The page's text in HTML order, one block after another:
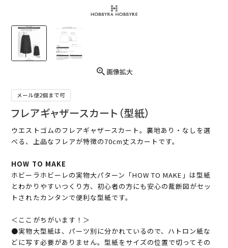
画像拡大
メール便2個まで可
フレアギャザースカート（型紙）
ウエストゴムのフレアギャザースカート。裏地あり・なしを選
べる、上品なフレアが特徴の70cm丈スカートです。
HOW TO MAKE
ホビーラホビーレの実物大パターン「HOW TO MAKE」は型紙
とわかりやすいつくり方、初心者の方にも安心の裁断図がセッ
トされたカンタンで便利な型紙です。
＜ここがちがいます！＞
●実物大型紙は、パーツ別に分かれているので、ハトロン紙な
どに写す必要がありません。型紙をサイズの位置で切ってその